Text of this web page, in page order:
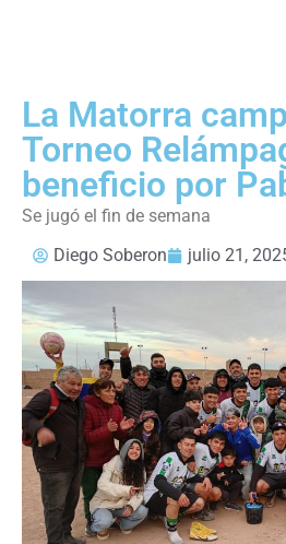
La Matorra
Torneo
beneficio por
Se jugó el fin de semana
Diego Soberon
julio 21,